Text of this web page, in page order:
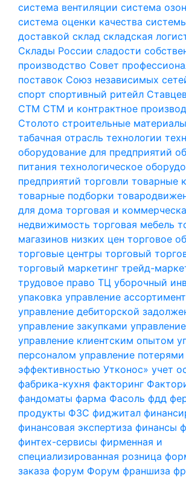
система вентиляции система
система оценки качества
доставкой склад складская
Склады России сладости
производство Совет
поставок Союз независимых
спорт спортивный ритейл
СТМ СТМ и контрактное
Столото строительные материалы
табачная отрасль технологии
оборудование для предприятий
питания технологическое
предприятий торговли товарные
товарные подборки
для дома торговая и
недвижимость торговая мебель
магазинов низких цен торговое
торговые центры торговый
торговый маркетинг трейд-
трудовое право ТЦ уборочный
упаковка управление
управление дебиторской
управление закупками
управление клиентским опытом
персоналом управление потерями
эффективностью Утконос» учет
фабрика-кухня факторинг
фандоматы фарма Фасоль фдд
продукты ФЗС фиджитал
финансовая экспертиза финансы
финтех-сервисы фирменная и
специализированная розница
заказа форум Форум франшиза